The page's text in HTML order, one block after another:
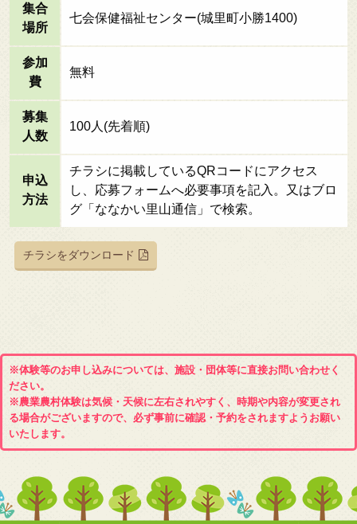
集合
場所
七会保健福祉センター(城里町小勝1400)
参加
費
無料
募集
人数
100人(先着順)
申込
方法
チラシに掲載しているQRコードにアクセス
し、応募フォームへ必要事項を記入。又はブロ
グ「ななかい里山通信」で検索。
チラシをダウンロード
※体験等のお申し込みについては、施設・団体等に直接お問い合わせく
ださい。
※農業農村体験は気候・天候に左右されやすく、時期や内容が変更され
る場合がございますので、必ず事前に確認・予約をされますようお願い
いたします。